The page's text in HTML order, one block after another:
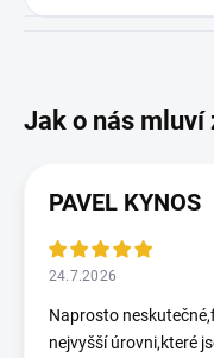
PAVEL KYNOS
24.7.2026
Naprosto
nejvyšší úrovni,které